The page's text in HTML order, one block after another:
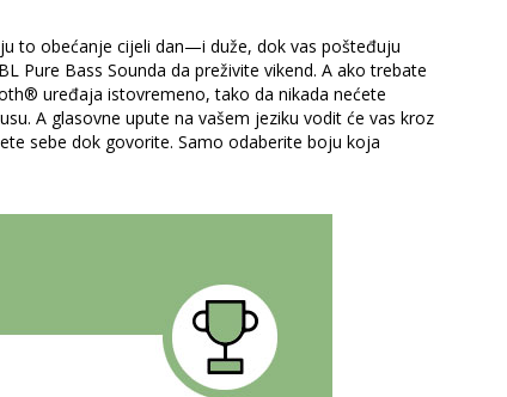
to obećanje cijeli dan—i duže, dok vas pošteđuju
Pure Bass Sounda da preživite vikend. A ako trebate
uređaja istovremeno, tako da nikada nećete
A glasovne upute na vašem jeziku vodit će vas kroz
sebe dok govorite. Samo odaberite boju koja